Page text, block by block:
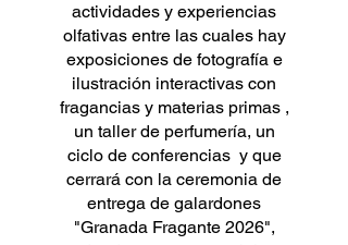
actividades y experiencias
olfativas entre las cuales hay
exposiciones de fotografía e
ilustración interactivas con
fragancias y materias primas ,
un taller de perfumería, un
ciclo de conferencias y que
cerrará con la ceremonia de
entrega de galardones
"Granada Fragante 2026",